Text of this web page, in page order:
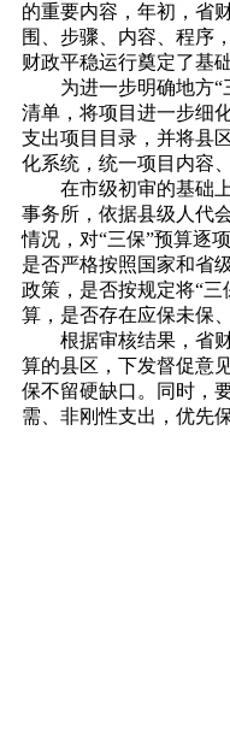
的重要内容，年初，省
围、步骤、内容、程序
财政平稳运行奠定了基础
为进一步明确地方“
清单，将项目进一步细
支出项目目录，并将县
化系统，统一项目内容
在市级初审的基础上
事务所，依据县级人代
情况，对“三保”预算逐
是否严格按照国家和省
政策，是否按规定将“
算，是否存在应保未保
根据审核结果，省财
算的县区，下发督促意
保不留硬缺口。同时，
需、非刚性支出，优先